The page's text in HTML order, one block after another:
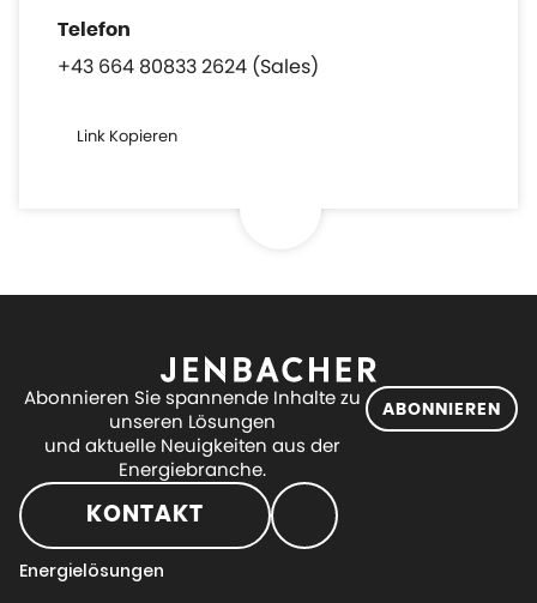
+43 664 80833 2624 (Sales)
Link Kopieren
Abonnieren Sie spannende Inhalte zu
unseren Lösungen
und aktuelle Neuigkeiten aus der
Energiebranche.
ABONNIEREN
KONTAKT
Energielösungen